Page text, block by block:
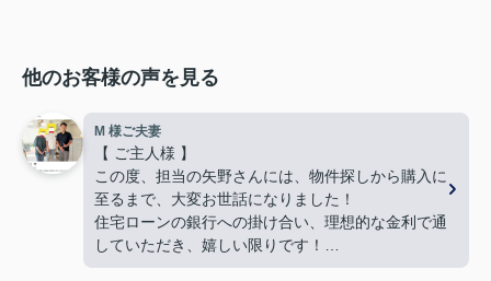
他のお客様の声を見る
M 様ご夫妻
【 ご主人様 】
この度、担当の矢野さんには、物件探しから購入に
至るまで、大変お世話になりました！
住宅ローンの銀行への掛け合い、理想的な金利で通
していただき、嬉しい限りです！
難しい希望や条件にもかかわらず、何件も何件も、